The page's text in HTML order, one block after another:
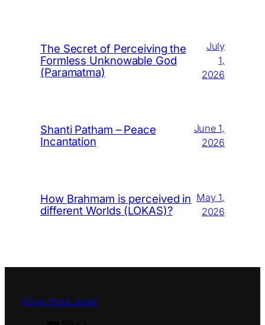
The Secret of Perceiving the
Formless Unknowable God
(Paramatma)
July
1,
2026
Shanti Patham – Peace
Incantation
June 1,
2026
How Brahmam is perceived in
different Worlds (LOKAS)?
May 1,
2026
Kriya Yoga Jagat